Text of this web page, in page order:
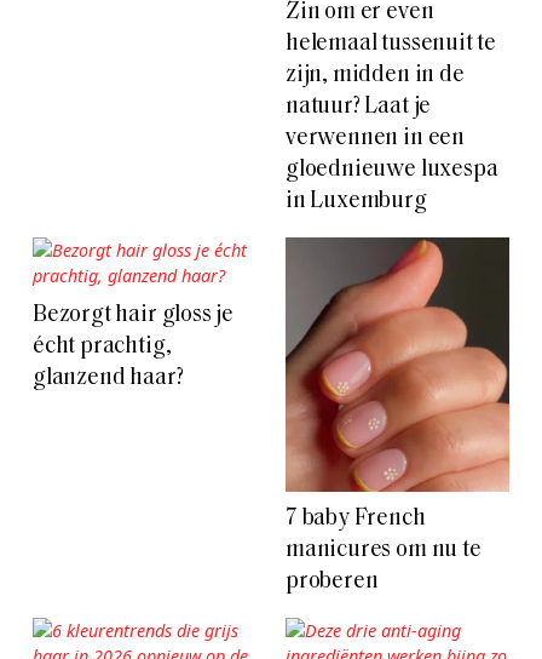
Zin om er even
helemaal tussenuit te
zijn, midden in de
natuur? Laat je
verwennen in een
gloednieuwe luxespa
in Luxemburg
Bezorgt hair gloss je
écht prachtig,
glanzend haar?
7 baby French
manicures om nu te
proberen